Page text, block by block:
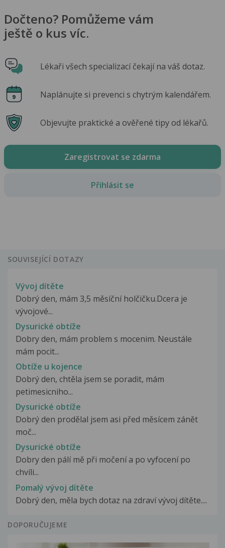
Dočteno? Pomůžeme vám
ještě o kus víc.
Lékaři všech specializací čekají na váš dotaz.
Naplánujte si prevenci s chytrým kalendářem.
Objevujte praktické a ověřené tipy od lékařů.
Zaregistrovat se zdarma
Přihlásit se
SOUVISEJÍCÍ DOTAZY
Vývoj dítěte
Dobrý den, mám 3,5 měsíční holčičku.Dcera je
vývojové...
Dysurické obtíže
Dobry den, mám problem s mocenim. Neustále
mám pocit...
Obtíže u kojence
Dobrý den, chtěla jsem se poradit, mám
petimesicniho...
Dysurické obtíže
Dobrý den prodělal jsem asi před měsícem zánět
moč...
Dysurické obtíže
Dobry den pálí mě při močení a po vyfocení po
chvíli...
Pomalý vývoj dítěte
Dobrý den, měla bych dotaz na zdraví vývoj dítěte....
DOPORUČUJEME